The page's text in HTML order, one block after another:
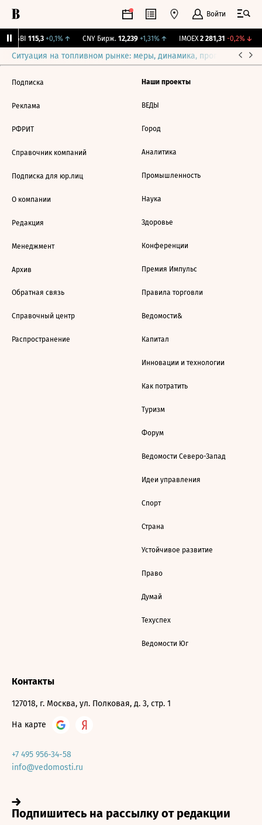
Войти
RGBI 115,3 +0,1%↑ CNY Бирж. 12,239 +1,31%↑ IMOEX 2 281,31 -0,2%↓
Ситуация на топливном рынке: меры, динамика, прогнозы
Подписка
Реклама
РФРИТ
Справочник компаний
Подписка для юр.лиц
О компании
Редакция
Менеджмент
Архив
Обратная связь
Справочный центр
Распространение
Наши проекты
ВЕДЫ
Город
Аналитика
Промышленность
Наука
Здоровье
Конференции
Премия Импульс
Правила торговли
Ведомости&
Капитал
Инновации и технологии
Как потратить
Туризм
Форум
Ведомости Северо-Запад
Идеи управления
Спорт
Страна
Устойчивое развитие
Право
Думай
Техуспех
Ведомости Юг
Контакты
127018, г. Москва, ул. Полковая, д. 3, стр. 1
На карте
+7 495 956-34-58
info@vedomosti.ru